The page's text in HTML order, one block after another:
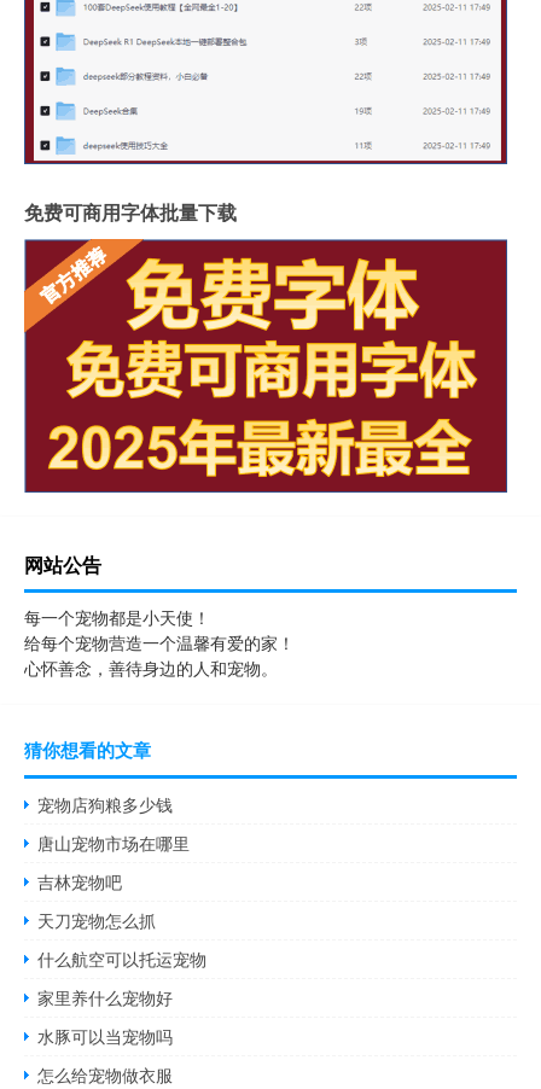
免费可商用字体批量下载
网站公告
每一个宠物都是小天使！
给每个宠物营造一个温馨有爱的家！
心怀善念，善待身边的人和宠物。
猜你想看的文章
宠物店狗粮多少钱
唐山宠物市场在哪里
吉林宠物吧
天刀宠物怎么抓
什么航空可以托运宠物
家里养什么宠物好
水豚可以当宠物吗
怎么给宠物做衣服